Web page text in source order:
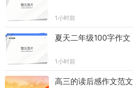
1小时前
夏天二年级100字作文
1小时前
高三的读后感作文范文